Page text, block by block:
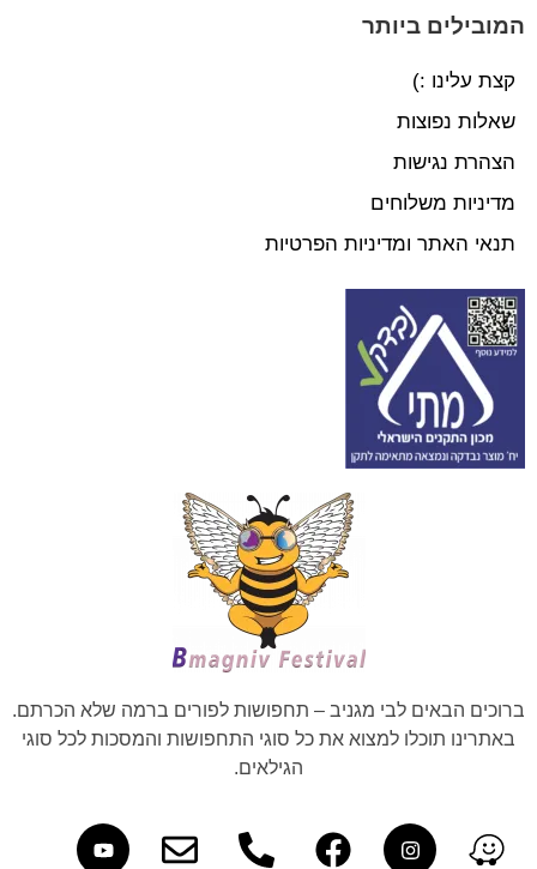
המובילים ביותר
קצת עלינו :)
שאלות נפוצות
הצהרת נגישות
מדיניות משלוחים
תנאי האתר ומדיניות הפרטיות
ברוכים הבאים לבי מגניב – תחפושות לפורים ברמה שלא הכרתם.
באתרינו תוכלו למצוא את כל סוגי התחפושות והמסכות לכל סוגי
הגילאים.